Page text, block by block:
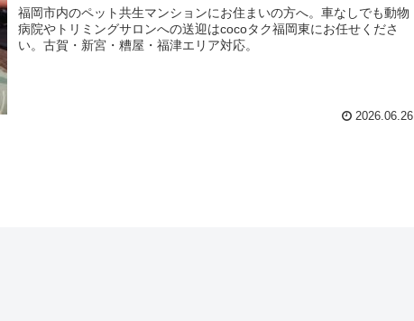
福岡市内のペット共生マンションにお住まいの方へ。車なしでも動物
病院やトリミングサロンへの送迎はcocoタク福岡東にお任せくださ
い。古賀・新宮・糟屋・福津エリア対応。
2026.06.26